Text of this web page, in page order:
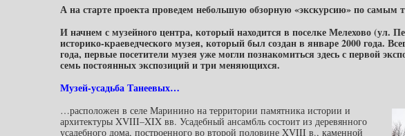
А на старте проекта проведем небольшую обзорную «экскурсию» по
И начнем с музейного центра, который находится в поселке Мелехово
историко-краеведческого музея, который был создан в январе 2000 года.
года, первые посетители музея уже могли познакомиться здесь с первой
семь постоянных экспозиций и три меняющихся.
Музей-усадьба Танеевых…
…расположен в селе Маринино на территории памятника истории и
архитектуры XVIII–XIX вв. Усадебный ансамбль состоит из деревянного
усадебного дома, построенного во второй половине XVIII в., каменной